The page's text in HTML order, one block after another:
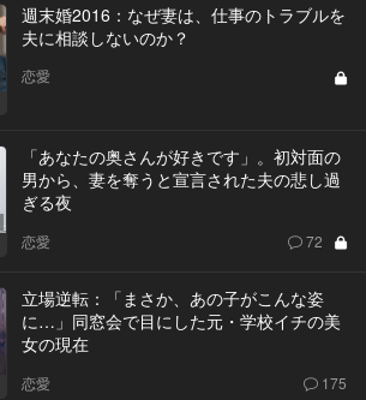
週末婚2016：なぜ妻は、仕事のトラブルを
夫に相談しないのか？
恋愛
「あなたの奥さんが好きです」。初対面の
男から、妻を奪うと宣言された夫の悲し過
ぎる夜
恋愛 72
立場逆転：「まさか、あの子がこんな姿
に…」同窓会で目にした元・学校イチの美
女の現在
恋愛 175